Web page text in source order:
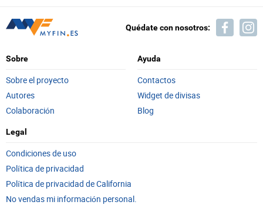
Quédate con nosotros:
Sobre
Sobre el proyecto
Autores
Colaboración
Ayuda
Contactos
Widget de divisas
Blog
Legal
Condiciones de uso
Política de privacidad
Política de privacidad de California
No vendas mi información personal.